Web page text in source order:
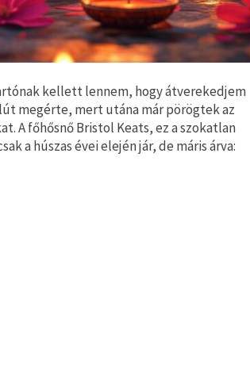
kellett lennem, hogy átverekedjem
megérte, mert utána már pörögtek az
A főhősnő Bristol Keats, ez a szokatlan
a húszas évei elején jár, de máris árva: